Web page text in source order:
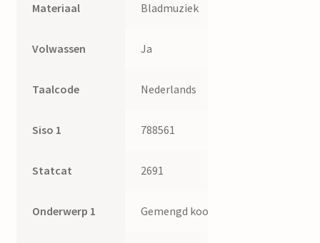
Materiaal Bladmuziek
Volwassen Ja
Taalcode Nederlands
Siso 1 788561
Statcat 2691
Onderwerp 1 Gemengd koor